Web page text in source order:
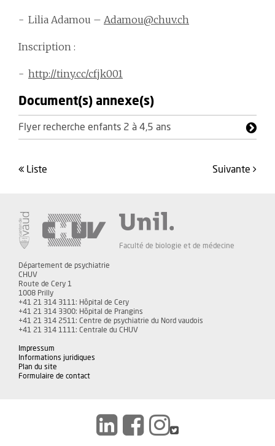
Lilia Adamou – Adamou@chuv.ch
Inscription :
http://tiny.cc/cfjk001
Document(s) annexe(s)
Flyer recherche enfants 2 à 4,5 ans
liste suivante
Faculté de biologie et de médecine
Département de psychiatrie
CHUV
Route de Cery 1
1008 Prilly
+41 21 314 3111: Hôpital de Cery
+41 21 314 3300: Hôpital de Prangins
+41 21 314 2511: Centre de psychiatrie du Nord vaudois
+41 21 314 1111: Centrale du CHUV
Impressum
Informations juridiques
Plan du site
Formulaire de contact